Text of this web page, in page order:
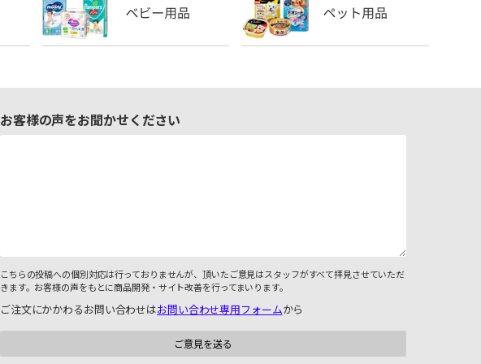
お客様の声をお聞かせください
こちらの投稿への個別対応は行っておりませんが、頂いたご意見はスタッフがすべて拝見させていただ
きます。お客様の声をもとに商品開発・サイト改善を行ってまいります。
ご注文にかかわるお問い合わせはお問い合わせ専用フォームから